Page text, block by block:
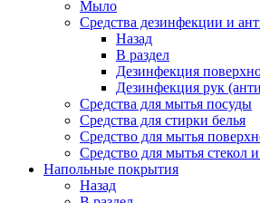
Мыло
Средства дезинфекции и
Назад
В раздел
Дезинфекция
Дезинфекция рук
Средства для мытья посуды
Средства для стирки белья
Средство для мытья
Средство для мытья стекол и
Напольные покрытия
Назад